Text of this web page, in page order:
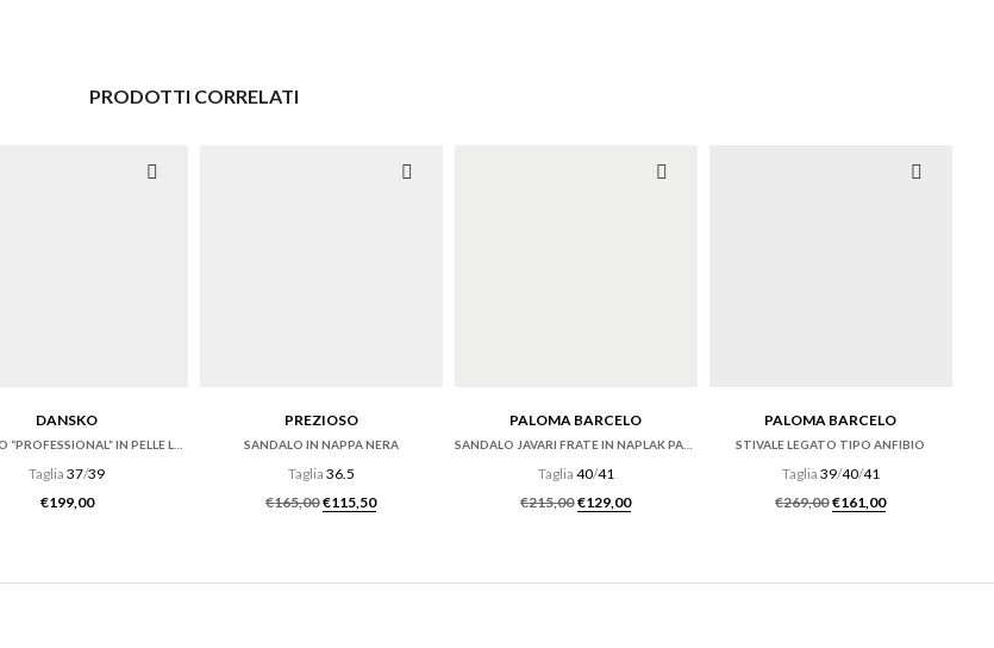
PRODOTTI CORRELATI
€148,00.
DANSKO
ZOCCOLO “PROFESSIONAL” IN PELLE LUCIDA NERA
Taglia 37/39
€199,00
PREZIOSO
SANDALO IN NAPPA NERA
Taglia 36.5
€165,00Il prezzo originale era: €165,00.
€115,50Il prezzo attuale è: €115,50.
PALOMA BARCELO
SANDALO JAVARI FRATE IN NAPLAK PANNA CON ZEPPA
Taglia 40/41
€215,00Il prezzo originale era: €215,00.
€129,00Il prezzo attuale è: €129,00.
PALOMA BARCELO
STIVALE LEGATO TIPO ANFIBIO
Taglia 39/40/41
€269,00Il prezzo originale
€161,00Il prezzo